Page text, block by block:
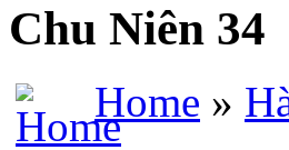
Chu Niên 34
Home »